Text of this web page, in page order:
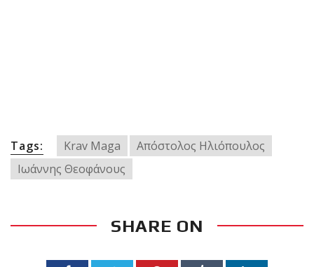
Tags: Krav Maga
Απόστολος Ηλιόπουλος
Ιωάννης Θεοφάνους
SHARE ON